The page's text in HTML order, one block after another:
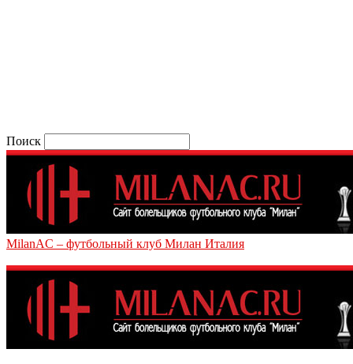
Поиск
MilanAC – футбольный клуб Милан Италия